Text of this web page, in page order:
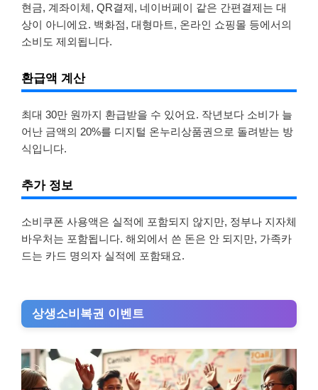
현금, 계좌이체, QR결제, 네이버페이 같은 간편결제는 대
상이 아니에요. 백화점, 대형마트, 온라인 쇼핑몰 등에서의
소비도 제외됩니다.
환급액 계산
최대 30만 원까지 환급받을 수 있어요. 작년보다 소비가 늘
어난 금액의 20%를 디지털 온누리상품권으로 돌려받는 방
식입니다.
추가 정보
소비쿠폰 사용액은 실적에 포함되지 않지만, 정부나 지자체
바우처는 포함됩니다. 해외에서 쓴 돈은 안 되지만, 가족카
드는 카드 명의자 실적에 포함돼요.
상생소비복권 이벤트